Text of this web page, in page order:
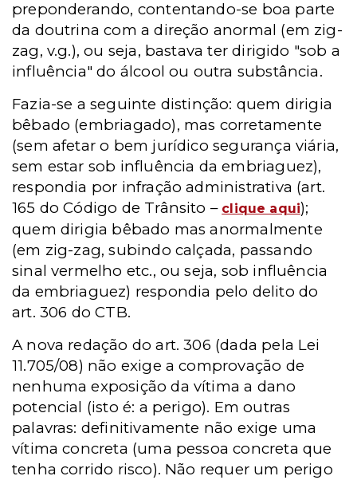
preponderando, contentando-se boa parte
da doutrina com a direção anormal (em zig-
zag, v.g.), ou seja, bastava ter dirigido "sob a
influência" do álcool ou outra substância.
Fazia-se a seguinte distinção: quem dirigia
bêbado (embriagado), mas corretamente
(sem afetar o bem jurídico segurança viária,
sem estar sob influência da embriaguez),
respondia por infração administrativa (art.
165 do Código de Trânsito – clique aqui);
quem dirigia bêbado mas anormalmente
(em zig-zag, subindo calçada, passando
sinal vermelho etc., ou seja, sob influência
da embriaguez) respondia pelo delito do
art. 306 do CTB.
A nova redação do art. 306 (dada pela Lei
11.705/08) não exige a comprovação de
nenhuma exposição da vítima a dano
potencial (isto é: a perigo). Em outras
palavras: definitivamente não exige uma
vítima concreta (uma pessoa concreta que
tenha corrido risco). Não requer um perigo